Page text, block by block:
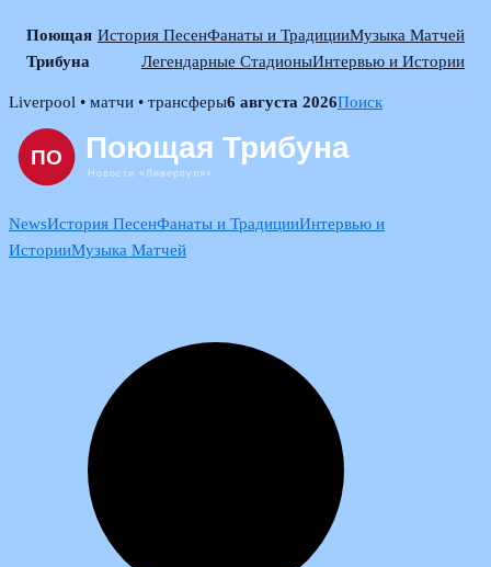
Поющая
Трибуна
История ПесенФанаты и ТрадицииМузыка Матчей
Легендарные СтадионыИнтервью и Истории
Skip
content
Liverpool • матчи • трансферы6 августа 2026Поиск
NewsИстория ПесенФанаты и ТрадицииИнтервью и
ИсторииМузыка Матчей